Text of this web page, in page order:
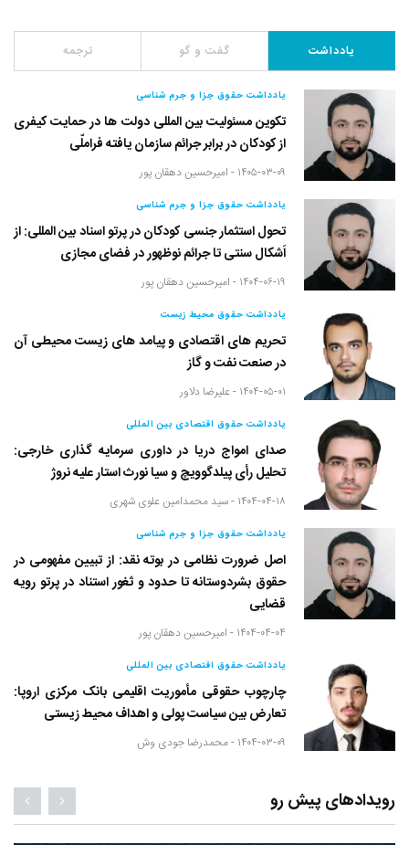
یادداشت گفت و گو ترجمه
یادداشت حقوق جزا و جرم شناسی
تکوین مسئولیت بین المللی دولت ها در حمایت کیفری
از کودکان در برابر جرائم سازمان یافته فراملّی
۱۴۰۵-۰۳-۰۹ - امیرحسین دهقان پور
یادداشت حقوق جزا و جرم شناسی
تحول استثمار جنسی کودکان در پرتو اسناد بین المللی: از
اَشکال سنتی تا جرائم نوظهور در فضای مجازی
۱۴۰۴-۰۶-۱۹ - امیرحسین دهقان پور
یادداشت حقوق محیط زیست
تحریم های اقتصادی و پیامد های زیست محیطی آن
در صنعت نفت و گاز
۱۴۰۴-۰۵-۰۱ - علیرضا دلاور
یادداشت حقوق اقتصادی بین المللی
صدای امواج دریا در داوری سرمایه گذاری خارجی:
تحلیل رأی پیلدگوویچ و سیا نورث استار علیه نروژ
۱۴۰۴-۰۴-۱۸ - سید محمدامین علوی شهری
یادداشت حقوق جزا و جرم شناسی
اصل ضرورت نظامی در بوته نقد: از تبیین مفهومی در
حقوق بشردوستانه تا حدود و ثغور استناد در پرتو رویه
قضایی
۱۴۰۴-۰۴-۰۴ - امیرحسین دهقان پور
یادداشت حقوق اقتصادی بین المللی
چارچوب حقوقی مأموریت اقلیمی بانک مرکزی اروپا:
تعارض بین سیاست پولی و اهداف محیط زیستی
۱۴۰۴-۰۳-۰۹ - محمدرضا جودی وش
رویدادهای پیش رو